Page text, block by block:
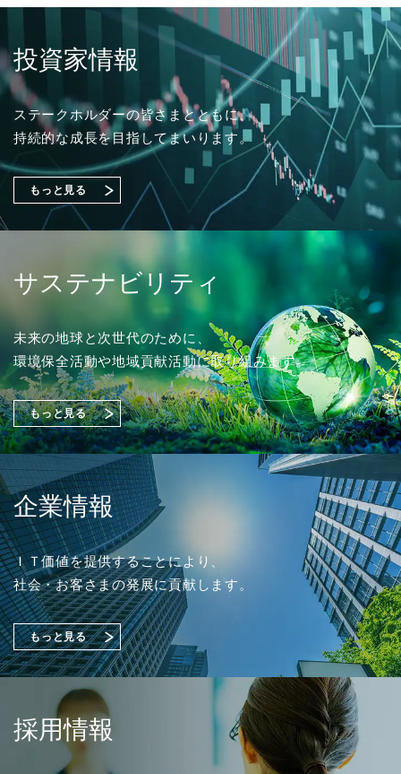
「さくらケーシーエス、ヴィッセル神戸オフィシャル
パートナーとして2026/27シーズンを応援」を掲載し
ました。
（4,123KB）
2026年07月31日 経営・財務
2027年３月期 第１四半期決算概況 （1,736KB）
2026年07月31日
2027年３月期 第１四半期決算短信〔日本基準〕（連
2026年07月29日 経営・財務
『1,149件のAI活用アイデアが集結「生成AIプロンプト
コンテストを開催」』を掲載しました。
（4,221KB）
2026年07月13日
譲渡制限付株式報酬としての自己株式の処分の払込完
了に関するお知らせ
（88KB）
「授業料減免システム」を追加しました。
2026年04月17日 ソリューション
「ISMS（ISO/IEC 27001）認証取得コンサルティン
グ」を追加しました。
2026年02月18日 ソリューション
「OTセキュリティコンサルティング」を追加しまし
2025年10月20日 ソリューション
「さくらケーシーエスASMサービス」を追加しまし
た。
2025年08月20日 ソリューション
「トータルセキュリティソリューション」を追加しま
した。
2026年度 新卒採用 応募受付を開始しました。
2024年03月01日 採用情報
2025年度 新卒採用 応募受付を開始しました。
2023年03月01日 採用情報
2024年度 新卒採用 応募受付を開始しました。
2022年03月01日 採用情報
2023年度 新卒採用 応募受付を開始しました。
2021年03月01日
2022年度 新卒採用 応募受付を開始しました。
「ITトレンドEXPO2026 Summer」出展のご案内
2026年07月01日 イベント
ISR社主催セミナー『迫る、経済産業省「サプライチェ
ーン強化に向けたセキュリティ対策評価制度」今すぐ
始める課題の可視化と対策準備』出展のご案内
2026年07月01日
富士通株式会社主催イベント「Fujitsu Experience Day
出展のご案内
2026年06月03日 イベント
株式会社大塚商会主催オンラインセミナー
「安衛法・JIS改正に備えるSDS作成術」登壇のお知ら
2026年03月04日
工場セキュリティ対策をご紹介！【Japan IT Week 春
2026／情報セキュリティ EXPO】出展のご案内
投資家情報
ステークホルダーの皆さまとともに、
持続的な成長を目指してまいります。
もっと見る
サステナビリティ
未来の地球と次世代のために、
環境保全活動や地域貢献活動に取り組みます。
もっと見る
企業情報
ＩＴ価値を提供することにより、
社会・お客さまの発展に貢献します。
もっと見る
採用情報